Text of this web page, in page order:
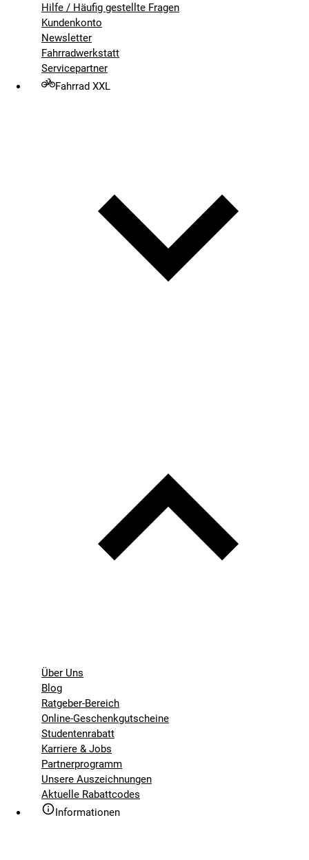
Hilfe / Häufig gestellte Fragen
Kundenkonto
Newsletter
Fahrradwerkstatt
Servicepartner
Fahrrad XXL
Über Uns
Blog
Ratgeber-Bereich
Online-Geschenkgutscheine
Studentenrabatt
Karriere & Jobs
Partnerprogramm
Unsere Auszeichnungen
Aktuelle Rabattcodes
Informationen